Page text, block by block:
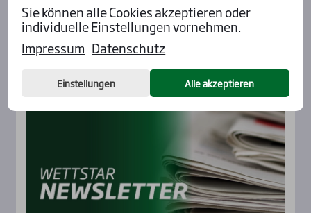
…
News­let­ter
Sie können alle Cookies akzeptieren oder
individuelle Einstellungen vornehmen.
Impressum Datenschutz
Einstellungen Alle akzeptieren